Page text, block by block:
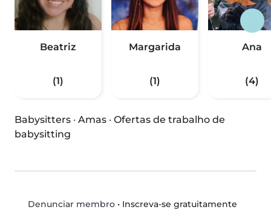
Beatriz
(1)
Margarida
(1)
Ana
(4)
Babysitters · Amas · Ofertas de trabalho de
babysitting
Denunciar membro• Inscreva-se gratuitamente